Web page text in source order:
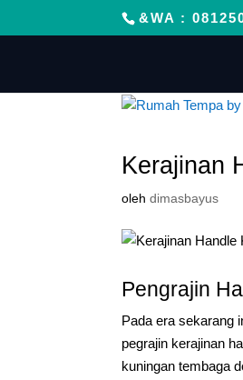
&WA :
Kerajinan
olehdimasbayus
Pengrajin
Pada era sekarang
pegrajin kerajinan
kuningan tembaga